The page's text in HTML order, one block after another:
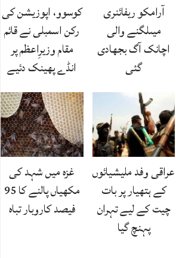
آرامکو ریفائنری
میںلگنے والی
اچانک آگ بجھادی
گئی
کوسوو، اپوزیشن کی
رکن اسمبلی نے قائم
مقام وزیرِاعظم پر
انڈے پھینک دئیے
عراقی وفد ملیشیائوں
کے ہتھیار پر بات
چیت کے لیے تہران
پہنچ گیا
غزہ میں شہد کی
مکھیاں پالنے کا 95
فیصد کاروبار تباہ